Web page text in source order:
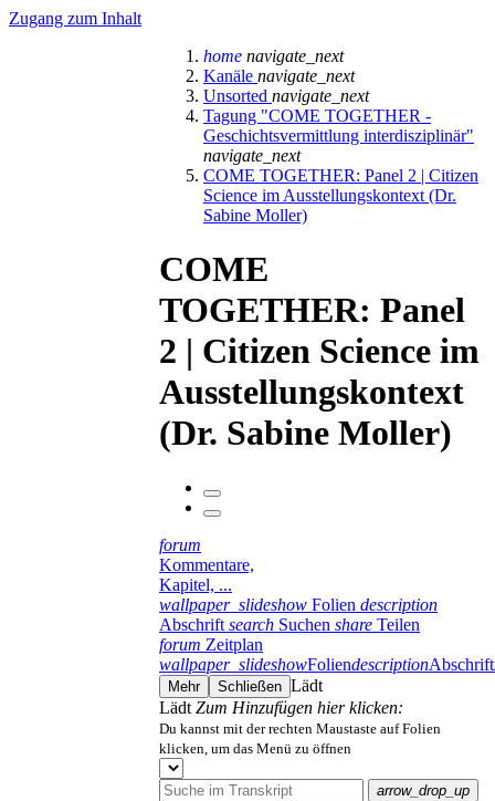
Zugang zum Inhalt
home navigate_next
Kanäle navigate_next
Unsorted navigate_next
Tagung "COME TOGETHER -
Geschichtsvermittlung interdisziplinär"
navigate_next
COME TOGETHER: Panel 2 | Citizen
Science im Ausstellungskontext (Dr.
Sabine Moller)
COME
TOGETHER: Panel
2 | Citizen Science im
Ausstellungskontext
(Dr. Sabine Moller)
forum
Kommentare,
Kapitel, ...
wallpaper_slideshow Folien description
Abschrift search Suchen share Teilen
forum Zeitplan
wallpaper_slideshowFoliendescriptionAbschrift
Mehr Schließen Lädt
Lädt Zum Hinzufügen hier klicken:
Du kannst mit der rechten Maustaste auf Folien
klicken, um das Menü zu öffnen
arrow_drop_up